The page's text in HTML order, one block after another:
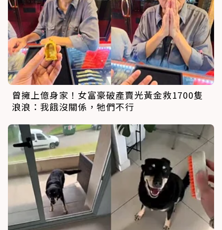
曾擁上億身家！女富豪破產賣光黃金救1700隻
浪浪：我餓沒關係，牠們不行